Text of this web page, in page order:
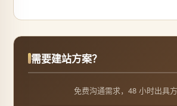
需要建站方案？
免费沟通需求，48 小时出具方